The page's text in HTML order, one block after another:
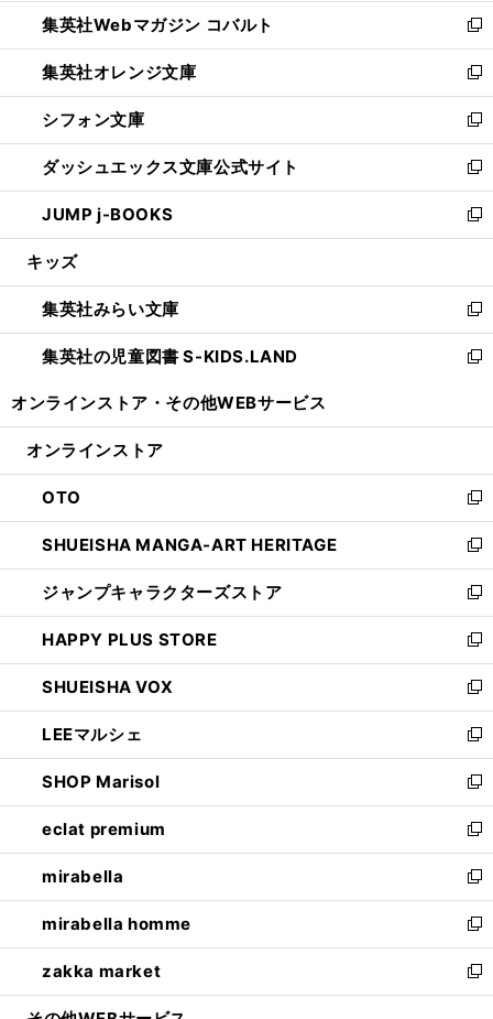
く
で
開
く
ド
ウ
で
開
く
ウ
ィ
ン
ド
ウ
で
開
く
集英社Webマガジン コバルト
新
し
い
ウ
ィ
ン
ド
ウ
で
開
集英社オレンジ文庫
新
し
い
ウ
ィ
ン
ド
ウ
開
く
シフォン文庫
新
し
い
ウ
ィ
ン
ウ
で
開
く
ダッシュエックス文庫公式サイト
新
し
い
ウ
ン
ド
ウ
で
JUMP j-BOOKS
新
し
ウ
ィ
ン
ド
開
キッズ
集英社みらい文庫
新
し
い
ン
ウ
で
開
く
集英社の児童図書 S-KIDS.LAND
新
ウ
ン
ド
ウ
で
開
く
オンラインストア・ その他WEBサービス
オンラインストア
OTO
新
し
い
ウ
ィ
ン
ド
ウ
で
開
く
SHUEISHA MANGA-ART HERITAGE
新
し
い
ウ
ィ
ン
ド
ウ
で
開
く
ジャンプキャラクターズストア
新
し
い
ウ
ィ
ン
ド
ウ
で
開
く
HAPPY PLUS STORE
新
し
い
ウ
ィ
ン
ド
ウ
で
開
く
SHUEISHA VOX
新
し
い
ウ
ィ
ン
ド
ウ
で
開
く
LEEマルシェ
新
し
い
ウ
ィ
ン
ド
ウ
で
開
く
SHOP Marisol
新
し
い
ウ
ィ
ン
ド
ウ
で
開
eclat premium
新
し
い
ウ
ィ
ン
ド
ウ
mirabella
新
し
い
ウ
ィ
ン
mirabella homme
新
し
い
ウ
zakka market
新
し